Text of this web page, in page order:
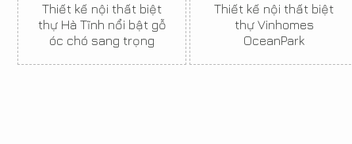
Thiết kế nội thất biệt
thự Hà Tĩnh nổi bật gỗ
óc chó sang trọng
Thiết kế nội thất biệt
thự Vinhomes
OceanPark